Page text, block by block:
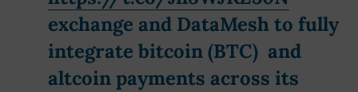
exchange and DataMesh to fully
integrate bitcoin (BTC) and
altcoin payments across its